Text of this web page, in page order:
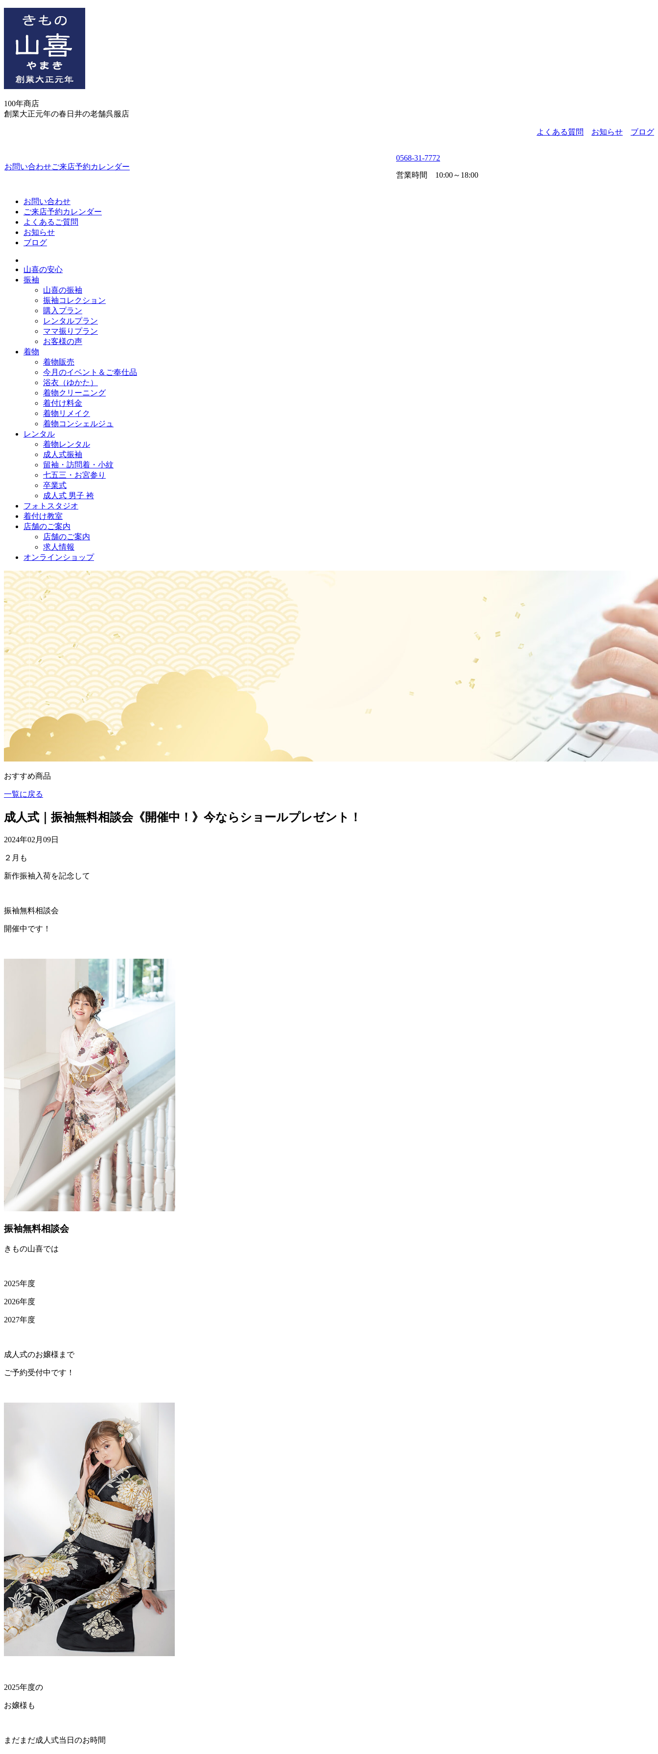
100年商店
創業大正元年の春日井の老舗呉服店
よくある質問 お知らせ ブログ
お問い合わせご来店予約カレンダー
0568-31-7772
営業時間 10:00～18:00
お問い合わせ
ご来店予約カレンダー
よくあるご質問
お知らせ
ブログ
山喜の安心
振袖
山喜の振袖
振袖コレクション
購入プラン
レンタルプラン
ママ振りプラン
お客様の声
着物
着物販売
今月のイベント＆ご奉仕品
浴衣（ゆかた）
着物クリーニング
着付け料金
着物リメイク
着物コンシェルジュ
レンタル
着物レンタル
成人式振袖
留袖・訪問着・小紋
七五三・お宮参り
卒業式
成人式 男子 袴
フォトスタジオ
着付け教室
店舗のご案内
店舗のご案内
求人情報
オンラインショップ
おすすめ商品
一覧に戻る
成人式｜振袖無料相談会《開催中！》今ならショールプレゼント！
2024年02月09日
２月も
新作振袖入荷を記念して
振袖無料相談会
開催中です！
振袖無料相談会
きもの山喜では
2025年度
2026年度
2027年度
成人式のお嬢様まで
ご予約受付中です！
2025年度の
お嬢様も
まだまだ成人式当日のお時間